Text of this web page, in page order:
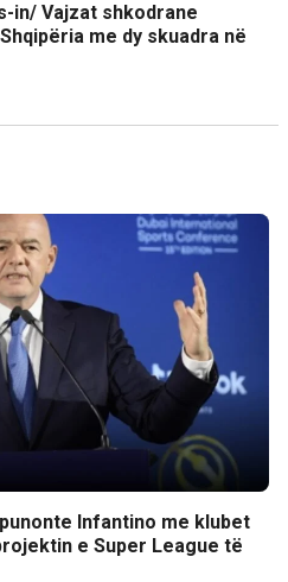
in/ Vajzat shkodrane
me dy skuadra në
punonte Infantino me klubet
e Super League të